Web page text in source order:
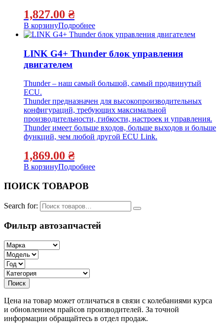
1,827.00 ₴
В корзинуПодробнее
LINK G4+ Thunder блок управления
двигателем
Thunder – наш самый большой, самый продвинутый
ECU.
Thunder предназначен для высокопроизводительных
конфигураций, требующих максимальной
производительности, гибкости, настроек и управления.
Thunder имеет больше входов, больше выходов и больше
функций, чем любой другой ECU Link.
1,869.00 ₴
В корзинуПодробнее
ПОИСК ТОВАРОВ
Search for:
Фильтр автозапчастей
Цена на товар может отличаться в связи с колебаниями курса
и обновлением прайсов производителей. За точной
информации обращайтесь в отдел продаж.